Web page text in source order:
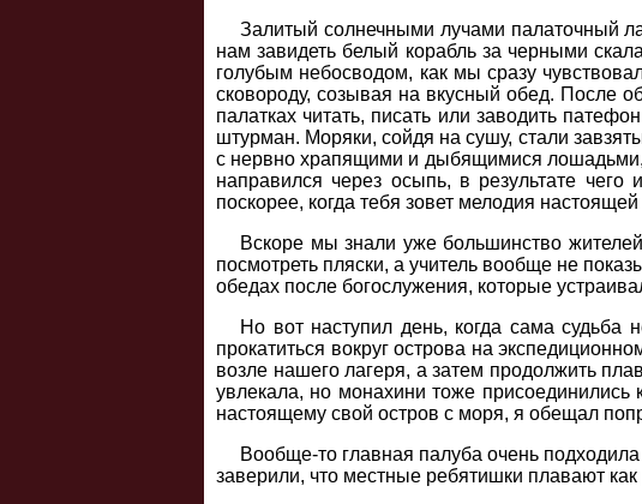
Залитый солнечными лучами палаточный
нам завидеть белый корабль за черными
голубым небосводом, как мы сразу
сковороду, созывая на вкусный обед. После
палатках читать, писать или заводить
штурман. Моряки, сойдя на сушу, стали
с нервно храпящими и дыбящимися лошадьми,
направился через осыпь, в результате
поскорее, когда тебя зовет мелодия
Вскоре мы знали уже большинство
посмотреть пляски, а учитель вообще не
обедах после богослужения, которые
Но вот наступил день, когда сама судьба
прокатиться вокруг острова на
возле нашего лагеря, а затем продолжить
увлекала, но монахини тоже присоединились
настоящему свой остров с моря, я обещал
Вообще-то главная палуба очень
заверили, что местные ребятишки плавают